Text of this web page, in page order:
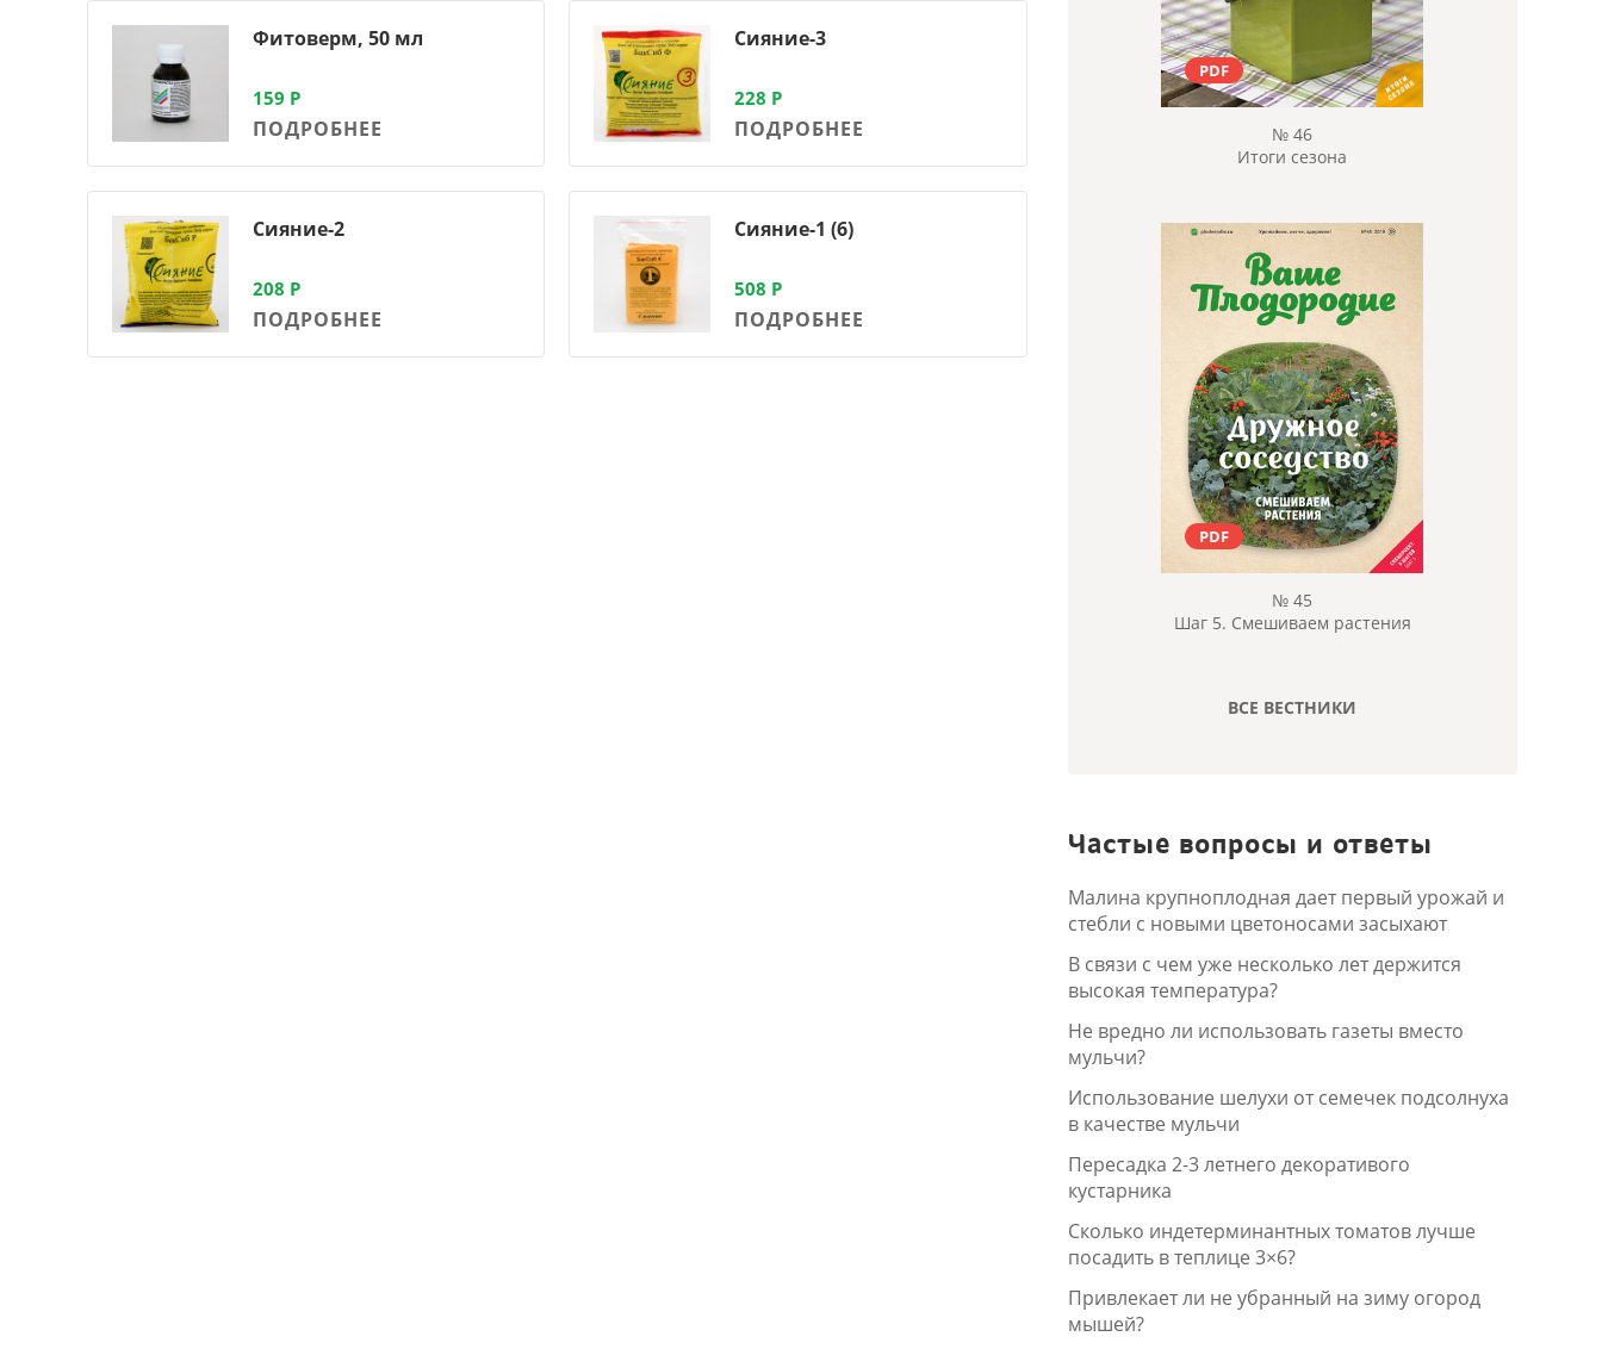
Фитоверм, 50 мл
159 Р
ПОДРОБНЕЕ
Сияние-3
228 Р
ПОДРОБНЕЕ
Сияние-2
208 Р
ПОДРОБНЕЕ
Сияние-1 (6)
508 Р
ПОДРОБНЕЕ
PDF
№ 46
Итоги сезона
PDF
№ 45
Шаг 5. Смешиваем растения
ВСЕ ВЕСТНИКИ
Частые вопросы и ответы
Малина крупноплодная дает первый урожай и
стебли с новыми цветоносами засыхают
В связи с чем уже несколько лет держится
высокая температура?
Не вредно ли использовать газеты вместо
мульчи?
Использование шелухи от семечек подсолнуха
в качестве мульчи
Пересадка 2-3 летнего декоративого
кустарника
Сколько индетерминантных томатов лучше
посадить в теплице 3×6?
Привлекает ли не убранный на зиму огород
мышей?